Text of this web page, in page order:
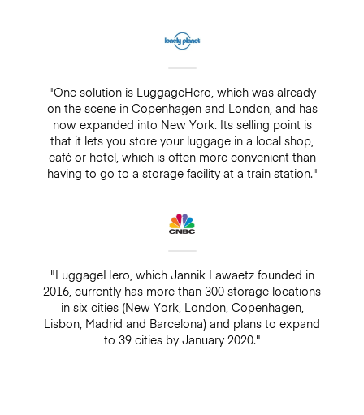
"One solution is LuggageHero, which was already
on the scene in Copenhagen and London, and has
now expanded into New York. Its selling point is
that it lets you store your luggage in a local shop,
café or hotel, which is often more convenient than
having to go to a storage facility at a train station."
"LuggageHero, which Jannik Lawaetz founded in
2016, currently has more than 300 storage locations
in six cities (New York, London, Copenhagen,
Lisbon, Madrid and Barcelona) and plans to expand
to 39 cities by January 2020."